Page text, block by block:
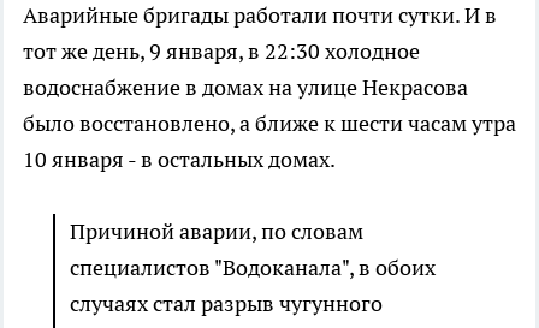
Аварийные бригады работали почти сутки. И в
тот же день, 9 января, в 22:30 холодное
водоснабжение в домах на улице Некрасова
было восстановлено, а ближе к шести часам утра
10 января - в остальных домах.
Причиной аварии, по словам
специалистов "Водоканала", в обоих
случаях стал разрыв чугунного